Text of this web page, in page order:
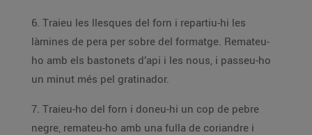
6. Traieu les llesques del forn i repartiu-hi les
làmines de pera per sobre del formatge. Remateu-
ho amb els bastonets d’api i les nous, i passeu-ho
un minut més pel gratinador.
7. Traieu-ho del forn i doneu-hi un cop de pebre
negre, remateu-ho amb una fulla de coriandre i